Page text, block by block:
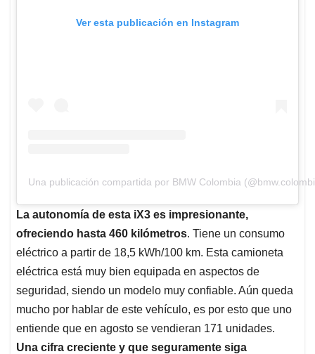
Ver esta publicación en Instagram
Una publicación compartida por BMW Colombia
La autonomía de esta iX3 es impresionante,
ofreciendo hasta 460 kilómetros. Tiene un consumo
eléctrico a partir de 18,5 kWh/100 km. Esta camioneta
eléctrica está muy bien equipada en aspectos de
seguridad, siendo un modelo muy confiable. Aún queda
mucho por hablar de este vehículo, es por esto que uno
entiende que en agosto se vendieran 171 unidades.
Una cifra creciente y que seguramente siga